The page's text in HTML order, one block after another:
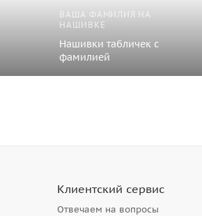
ВАША ФАМИЛИЯ НА
НАШИВКЕ
Нашивки табличек с
фамилией
Клиентский сервис
Отвечаем на вопросы